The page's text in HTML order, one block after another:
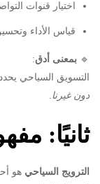
اختيار قنوات
قياس الأداء
🔹 بمعنى أدق:
التسويق السياحي يحدد
دون غيرنا .
ثانيًا:
الترويج السياحي هو